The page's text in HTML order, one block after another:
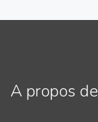
A propos